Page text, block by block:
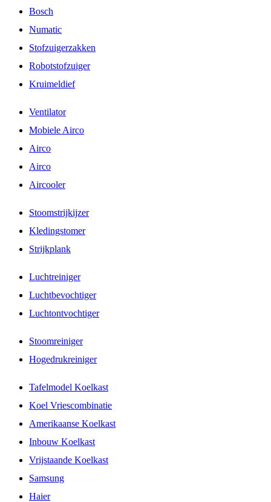
Bosch
Numatic
Stofzuigerzakken
Robotstofzuiger
Kruimeldief
Ventilator
Mobiele Airco
Airco
Airco
Aircooler
Stoomstrijkijzer
Kledingstomer
Strijkplank
Luchtreiniger
Luchtbevochtiger
Luchtontvochtiger
Stoomreiniger
Hogedrukreiniger
Tafelmodel Koelkast
Koel Vriescombinatie
Amerikaanse Koelkast
Inbouw Koelkast
Vrijstaande Koelkast
Samsung
Haier